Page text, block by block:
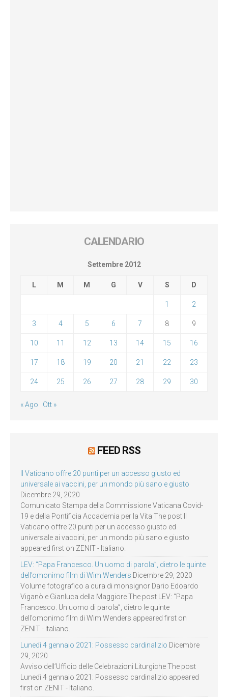
CALENDARIO
Settembre 2012
L M M G V S D
1 2
3 4 5 6 7 8 9
10 11 12 13 14 15 16
17 18 19 20 21 22 23
24 25 26 27 28 29 30
« Ago Ott »
FEED RSS
Il Vaticano offre 20 punti per un accesso giusto ed
universale ai vaccini, per un mondo più sano e giusto
Dicembre 29, 2020
Comunicato Stampa della Commissione Vaticana Covid-
19 e della Pontificia Accademia per la Vita The post Il
Vaticano offre 20 punti per un accesso giusto ed
universale ai vaccini, per un mondo più sano e giusto
appeared first on ZENIT - Italiano.
LEV: “Papa Francesco. Un uomo di parola”, dietro le quinte
dell’omonimo film di Wim Wenders Dicembre 29, 2020
Volume fotografico a cura di monsignor Dario Edoardo
Viganò e Gianluca della Maggiore The post LEV: “Papa
Francesco. Un uomo di parola”, dietro le quinte
dell’omonimo film di Wim Wenders appeared first on
ZENIT - Italiano.
Lunedì 4 gennaio 2021: Possesso cardinalizio Dicembre
29, 2020
Avviso dell’Ufficio delle Celebrazioni Liturgiche The post
Lunedì 4 gennaio 2021: Possesso cardinalizio appeared
first on ZENIT - Italiano.